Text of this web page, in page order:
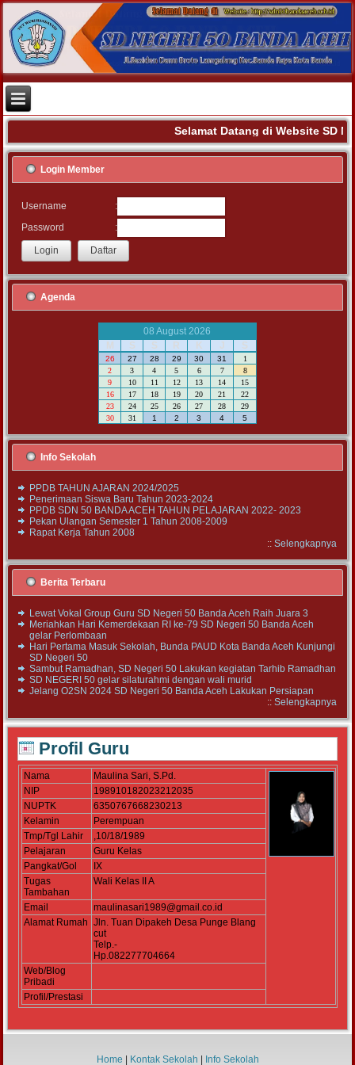
Selamat Datang di Website SD
Login Member
Username
:
Password
:
Agenda
08 August 2026
M
S S R K J S
26 27 28 29 30 31
1
2
3 4 5 6 7
8
9
10 11 12 13 14
15
16
17 18 19 20 21
22
23
24 25 26 27 28
29
30
31 1 2 3 4 5
Info Sekolah
PPDB TAHUN AJARAN 2024/2025
Penerimaan Siswa Baru Tahun 2023-2024
PPDB SDN 50 BANDA ACEH TAHUN PELAJARAN 2022- 2023
Pekan Ulangan Semester 1 Tahun 2008-2009
Rapat Kerja Tahun 2008
:: Selengkapnya
Berita Terbaru
Lewat Vokal Group Guru SD Negeri 50 Banda Aceh Raih Juara 3
Meriahkan Hari Kemerdekaan RI ke-79 SD Negeri 50 Banda Aceh
gelar Perlombaan
Hari Pertama Masuk Sekolah, Bunda PAUD Kota Banda Aceh Kunjungi
SD Negeri 50
Sambut Ramadhan, SD Negeri 50 Lakukan kegiatan Tarhib Ramadhan
SD NEGERI 50 gelar silaturahmi dengan wali murid
Jelang O2SN 2024 SD Negeri 50 Banda Aceh Lakukan Persiapan
:: Selengkapnya
Profil Guru
Nama
Maulina Sari, S.Pd.
NIP
198910182023212035
NUPTK
6350767668230213
Kelamin
Perempuan
Tmp/Tgl Lahir
,10/18/1989
Pelajaran
Guru Kelas
Pangkat/Gol
IX
Tugas
Tambahan
Wali Kelas II A
Email
maulinasari1989@gmail.co.id
Alamat Rumah
Jln. Tuan Dipakeh Desa Punge Blang
cut
Telp.-
Hp.082277704664
Web/Blog
Pribadi
Profil/Prestasi
Home Kontak Sekolah Info Sekolah